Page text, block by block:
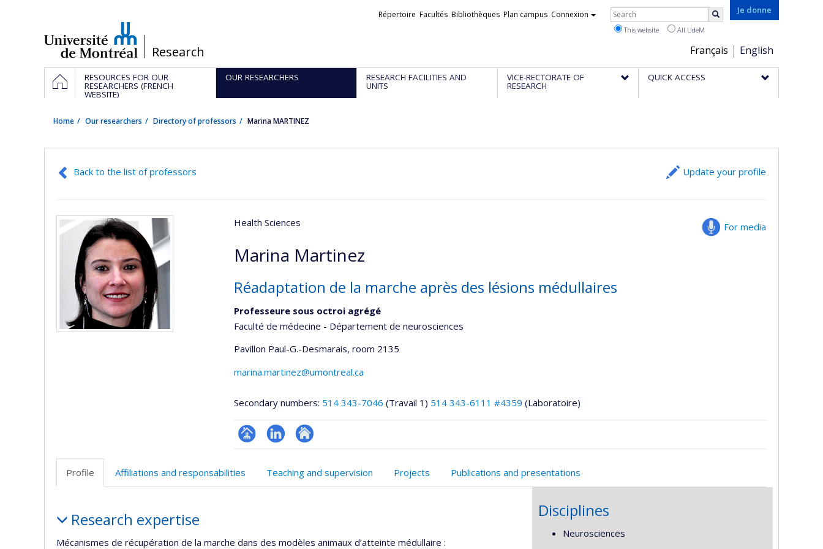
/Research
Je donne
Choix
de
la
Français English
Liens
Répertoire Facultés Bibliothèques Plan campus Connexion Rechercher
This website All UdeM
Navigation
principale
HOMERESOURCES FOR OUR
RESEARCHERS (FRENCH
WEBSITE)
OUR RESEARCHERS RESEARCH FACILITIES AND
UNITS
VICE-RECTORATE OF
RESEARCH
QUICK ACCESS
Home Our researchers Directory of professors Marina MARTINEZ
Back to the list of professors Update your profile
For media
Health Sciences
Marina Martinez
Réadaptation de la marche après des lésions médullaires
Professeure sous octroi agrégé
Faculté de médecine - Département de neurosciences
Pavillon Paul-G.-Desmarais, room 2135
marina.martinez@umontreal.ca
Secondary numbers: 514 343-7046 (Travail 1) 514 343-6111 #4359 (Laboratoire)
Page
(faculté,département,école)
LinkedInAutre
web
Profile Affiliations and responsabilities Teaching and supervision Projects Publications and presentations
Research expertise
Mécanismes de récupération de la marche dans des modèles animaux d’atteinte médullaire :
Disciplines
Neurosciences